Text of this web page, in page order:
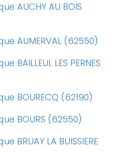
AUCHY AU BOIS
AUMERVAL (62550)
BAILLEUL LES PERNES
BOURECQ (62190)
BOURS (62550)
BRUAY LA BUISSIERE